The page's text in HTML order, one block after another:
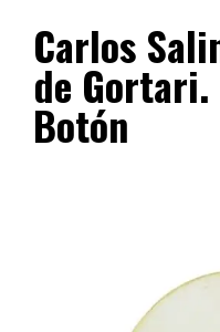
Carlos
de Gortari.
Botón